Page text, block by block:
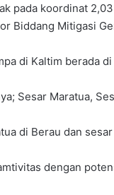
pada koordinat
Biddang Mitigasi
di Kaltim berada
Sesar Maratua,
di Berau dan
dengan